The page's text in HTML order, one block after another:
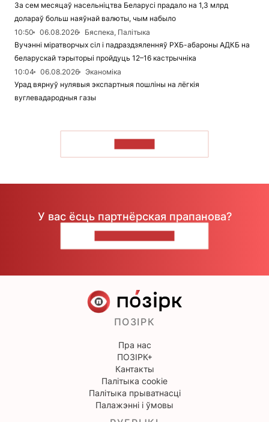
За сем месяцаў насельніцтва Беларусі прадало на 1,3 млрд
долараў больш наяўнай валюты, чым набыло
10:50
06.08.2026
Бяспека, Палітыка
Вучэнні міратворчых сіл і падраздзяленняў РХБ-абароны АДКБ на
беларускай тэрыторыі пройдуць 12–16 кастрычніка
10:04
06.08.2026
Эканоміка
Урад вярнуў нулявыя экспартныя пошліны на лёгкія
вуглевадародныя газы
У вас ёсць партнёрская прапанова?
ПОЗІРК
Пра нас
ПОЗІРК+
Кантакты
Палітыка cookie
Палітыка прыватнасці
Палажэнні і ўмовы